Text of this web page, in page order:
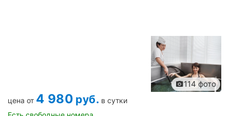
114 фото
цена от 4 980 руб. в сутки